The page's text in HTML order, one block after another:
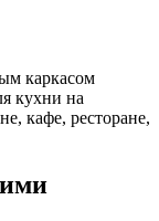
каркасом
кухни на
кафе, ресторане,